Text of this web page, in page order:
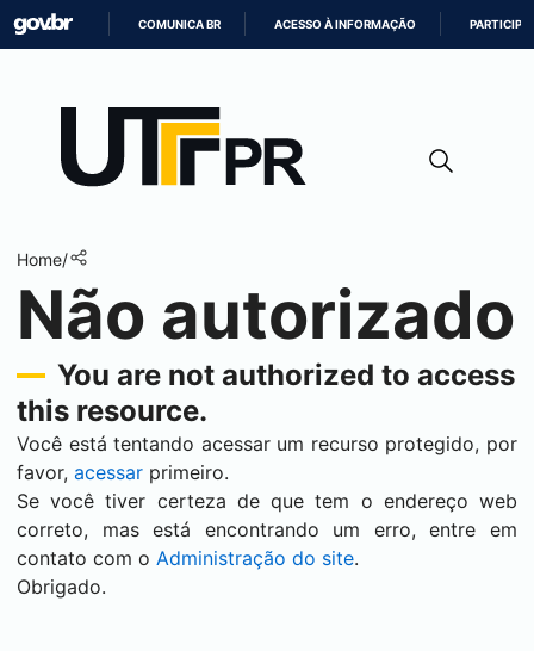
CONTEÚDO
COMUNICA BR ACESSO À INFORMAÇÃO PARTICIPE
Home/
Não autorizado
You are not authorized to access
this resource.
Você está tentando acessar um recurso protegido, por
favor, acessar primeiro.
Se você tiver certeza de que tem o endereço web
correto, mas está encontrando um erro, entre em
contato com o Administração do site.
Obrigado.